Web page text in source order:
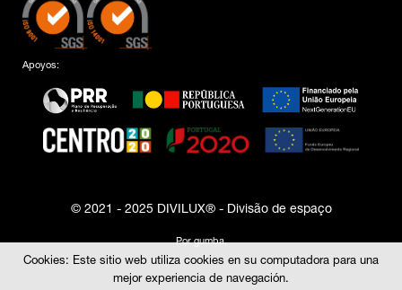
Apoyos:
© 2021 - 2025 DIVILUX® - Divisão de espaço
Porgumba.
Cookies: Este sitio web utiliza cookies en su computadora para una
mejor experiencia de navegación.